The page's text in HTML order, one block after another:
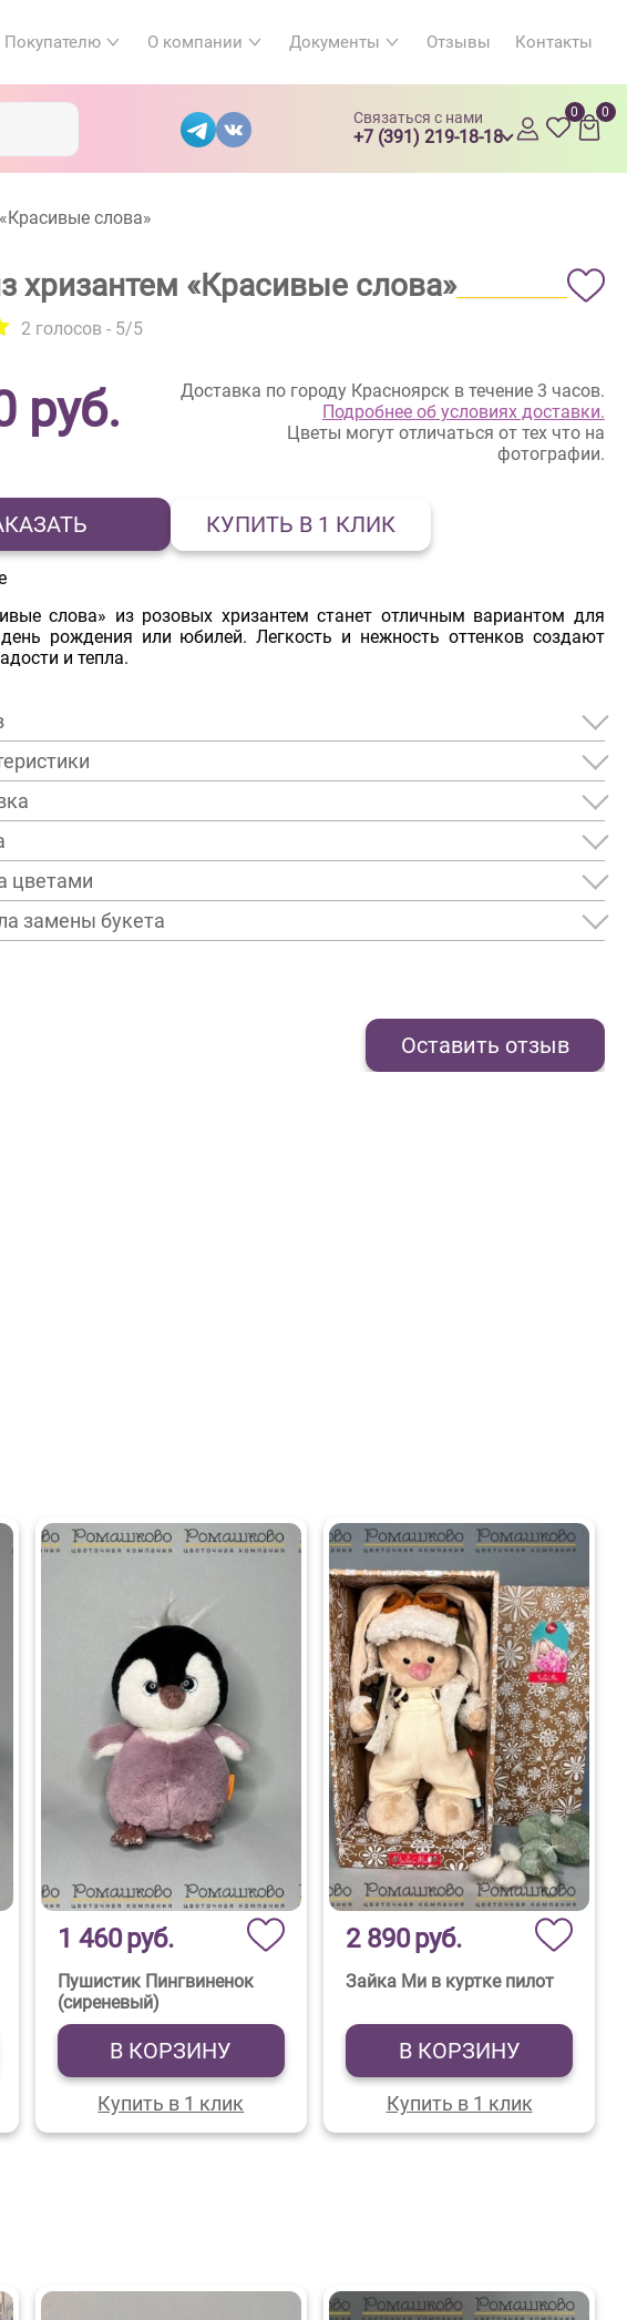
Покупателю О компании Документы Отзывы Контакты
Связаться с нами
+7 (391) 219-18-18
0 0
слова»
хризантем «Красивые слова»
2голосов - 5/5
руб.
Доставка по городу Красноярск в течение 3 часов.
Подробнее об условиях доставки.
Цветы могут отличаться от тех что на
фотографии.
КУПИТЬ В 1 КЛИК
слова» из розовых хризантем станет отличным вариантом для
рождения или юбилей. Легкость и нежность оттенков создают
и тепла.
цветами
замены букета
Оставить отзыв
1 460руб.
Пушистик Пингвиненок
(сиреневый)
В КОРЗИНУ
Купить в 1 клик
2 890руб.
Зайка Ми в куртке пилот
В КОРЗИНУ
Купить в 1 клик